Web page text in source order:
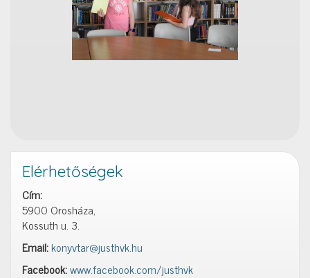
Elérhetőségek
Cím:
5900 Orosháza,
Kossuth u. 3.
Email:konyvtar@justhvk.hu
Facebook:www.facebook.com/justhvk